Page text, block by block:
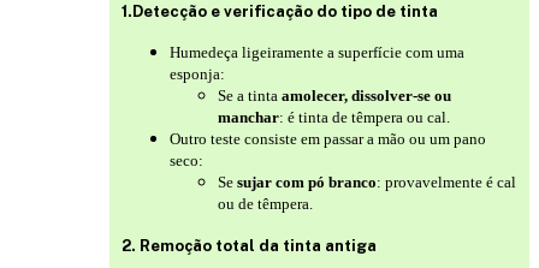
1.Detecção e verificação do tipo de tinta
Humedeça ligeiramente a superfície com uma
esponja:
Se a tinta amolecer, dissolver-se ou
manchar: é tinta de têmpera ou cal.
Outro teste consiste em passar a mão ou um pano
seco:
Se sujar com pó branco: provavelmente é cal
ou de têmpera.
2. Remoção total da tinta antiga